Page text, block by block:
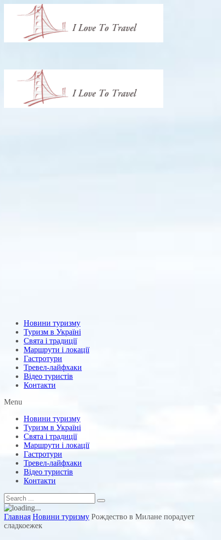
Новини туризму
Туризм в Україні
Свята і традиції
Маршрути і локації
Гастротури
Тревел-лайфхаки
Відео туристів
Контакти
Menu
Новини туризму
Туризм в Україні
Свята і традиції
Маршрути і локації
Гастротури
Тревел-лайфхаки
Відео туристів
Контакти
Главная Новини туризму Рождество в Милане порадует
сладкоежек